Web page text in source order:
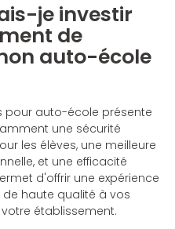
je investir
de
auto-école
pour auto-école présente
une sécurité
les élèves, une meilleure
et une efficacité
d'offrir une expérience
haute qualité à vos
établissement.